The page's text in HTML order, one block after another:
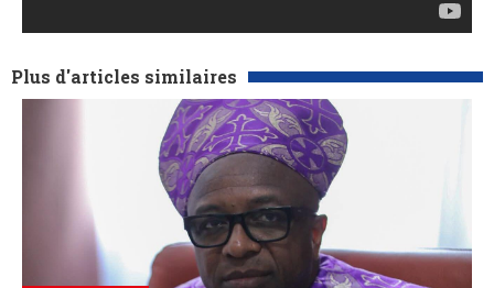
Plus d'articles similaires